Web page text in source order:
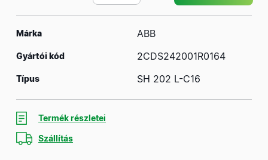
Márka ABB
Gyártói kód 2CDS242001R0164
Típus SH 202 L-C16
Termék részletei
Szállítás